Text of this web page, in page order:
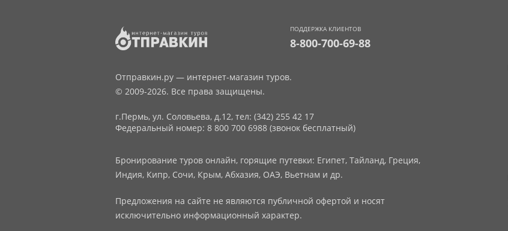
ПОДДЕРЖКА КЛИЕНТОВ
8-800-700-69-88
Отправкин.ру — интернет-магазин туров.
© 2009-2026. Все права защищены.
г.Пермь, ул. Соловьева, д.12, тел: (342) 255 42 17
Федеральный номер: 8 800 700 6988 (звонок бесплатный)
Бронирование туров онлайн, горящие путевки: Египет, Тайланд, Греция,
Индия, Кипр, Сочи, Крым, Абхазия, ОАЭ, Вьетнам и др.
Предложения на сайте не являются публичной офертой и носят
исключительно информационный характер.